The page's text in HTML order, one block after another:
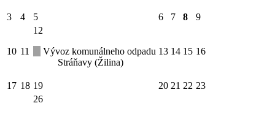
3 4 5 6 7 8 9
10 11
12
Vývoz komunálneho odpadu
Stráňavy (Žilina)
13 14 15 16
17 18 19 20 21 22 23
26